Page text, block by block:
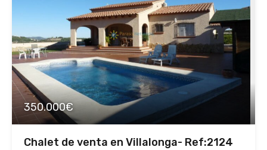
350.000€
Chalet de venta en Villalonga- Ref:2124